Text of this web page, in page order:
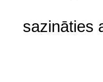
sazināties